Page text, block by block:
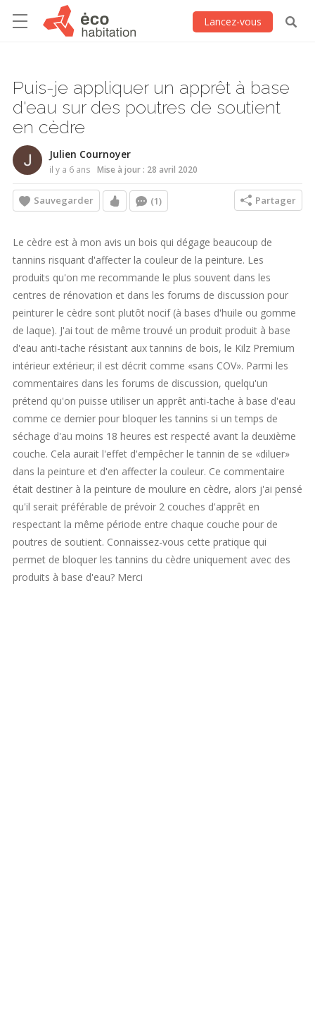
Lancez-vous
Puis-je appliquer un apprêt à base
d'eau sur des poutres de soutient
en cèdre
Julien Cournoyer
il y a 6 ans Mise à jour : 28 avril 2020
Sauvegarder (1) Partager
Le cèdre est à mon avis un bois qui dégage beaucoup de
tannins risquant d'affecter la couleur de la peinture. Les
produits qu'on me recommande le plus souvent dans les
centres de rénovation et dans les forums de discussion pour
peinturer le cèdre sont plutôt nocif (à bases d'huile ou gomme
de laque). J'ai tout de même trouvé un produit produit à base
d'eau anti-tache résistant aux tannins de bois, le Kilz Premium
intérieur extérieur; il est décrit comme «sans COV». Parmi les
commentaires dans les forums de discussion, quelqu'un
prétend qu'on puisse utiliser un apprêt anti-tache à base d'eau
comme ce dernier pour bloquer les tannins si un temps de
séchage d'au moins 18 heures est respecté avant la deuxième
couche. Cela aurait l'effet d'empêcher le tannin de se «diluer»
dans la peinture et d'en affecter la couleur. Ce commentaire
était destiner à la peinture de moulure en cèdre, alors j'ai pensé
qu'il serait préférable de prévoir 2 couches d'apprêt en
respectant la même période entre chaque couche pour de
poutres de soutient. Connaissez-vous cette pratique qui
permet de bloquer les tannins du cèdre uniquement avec des
produits à base d'eau? Merci